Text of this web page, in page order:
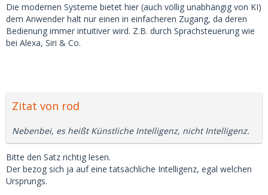
Die modernen Systeme bietet hier (auch völlig unabhängig von KI)
dem Anwender halt nur einen in einfacheren Zugang, da deren
Bedienung immer intuitiver wird. Z.B. durch Sprachsteuerung wie
bei Alexa, Siri & Co.
Zitat von rod
Nebenbei, es heißt Künstliche Intelligenz, nicht Intelligenz.
Bitte den Satz richtig lesen.
Der bezog sich ja auf eine tatsächliche Intelligenz, egal welchen
Ursprungs.